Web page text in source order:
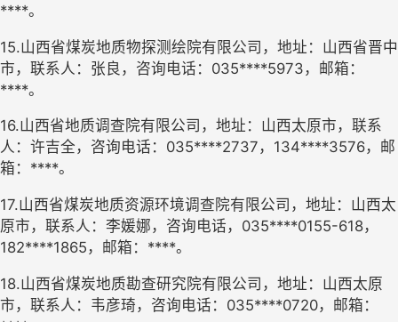
****。
15.山西省煤炭地质物探测绘院有限公司，地址：山西省晋中
市，联系人：张良，咨询电话：035****5973，邮箱：
****。
16.山西省地质调查院有限公司，地址：山西太原市，联系
人：许吉全，咨询电话：035****2737，134****3576，邮
箱：****。
17.山西省煤炭地质资源环境调查院有限公司，地址：山西太
原市，联系人：李媛娜，咨询电话，035****0155-618，
182****1865，邮箱： ****。
18.山西省煤炭地质勘查研究院有限公司，地址：山西太原
市，联系人：韦彦琦，咨询电话：035****0720，邮箱：